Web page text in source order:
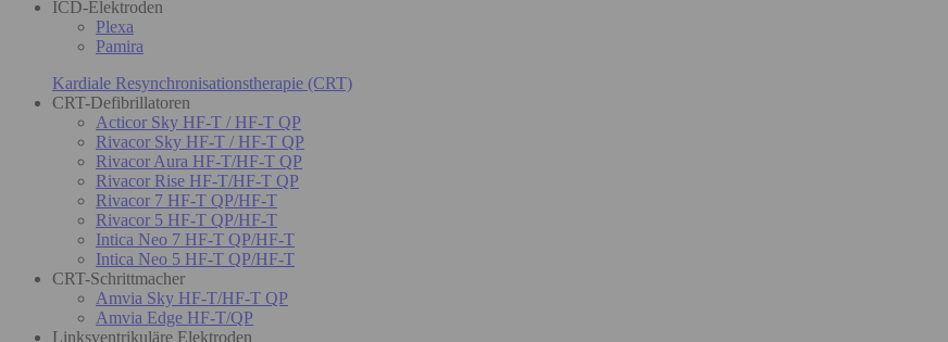
ICD-Elektroden
Plexa
Pamira
Kardiale Resynchronisationstherapie (CRT)
CRT-Defibrillatoren
Acticor Sky HF-T / HF-T QP
Rivacor Sky HF-T / HF-T QP
Rivacor Aura HF-T/HF-T QP
Rivacor Rise HF-T/HF-T QP
Rivacor 7 HF-T QP/HF-T
Rivacor 5 HF-T QP/HF-T
Intica Neo 7 HF-T QP/HF-T
Intica Neo 5 HF-T QP/HF-T
CRT-Schrittmacher
Amvia Sky HF-T/HF-T QP
Amvia Edge HF-T/QP
Linksventrikuläre Elektroden